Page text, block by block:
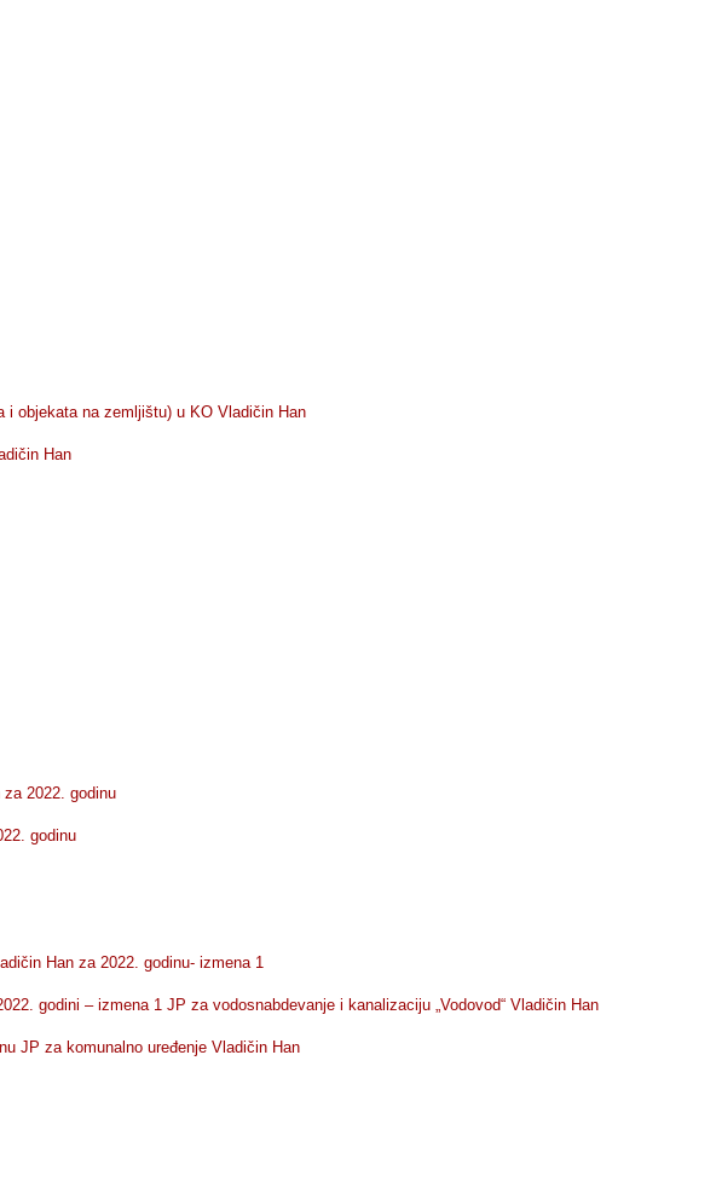
i objekata na zemljištu) u KO Vladičin Han
Han
2022. godinu
godinu
Han za 2022. godinu- izmena 1
godini – izmena 1 JP za vodosnabdevanje i kanalizaciju „Vodovod“ Vladičin Han
JP za komunalno uređenje Vladičin Han